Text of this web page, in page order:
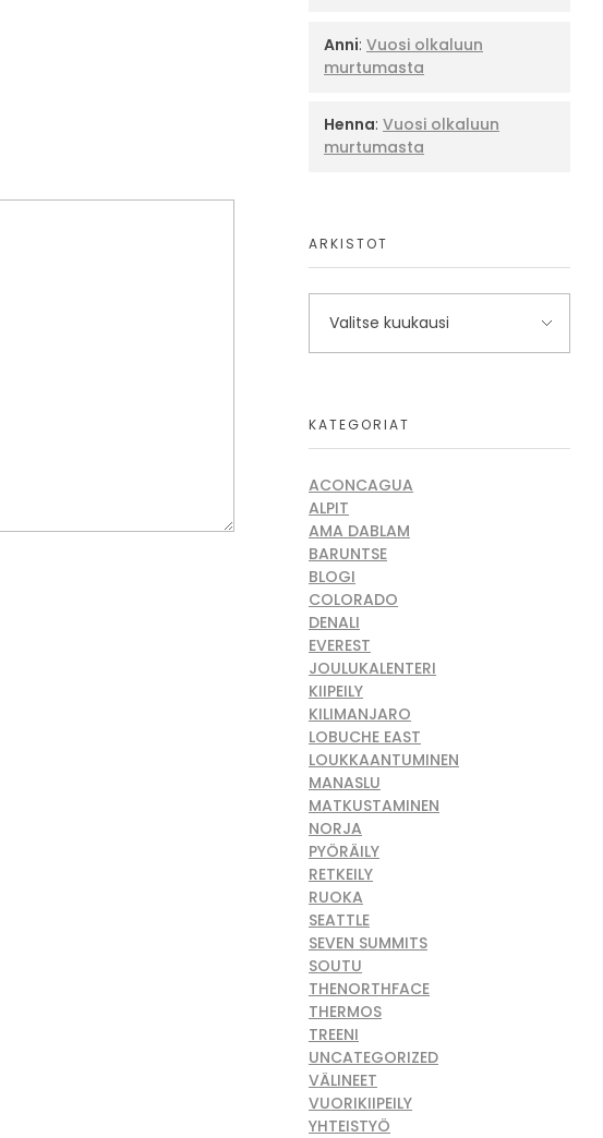
Anni: Vuosi olkaluun
murtumasta
Henna: Vuosi olkaluun
murtumasta
ARKISTOT
KATEGORIAT
ACONCAGUA
ALPIT
AMA DABLAM
BARUNTSE
BLOGI
COLORADO
DENALI
EVEREST
JOULUKALENTERI
KIIPEILY
KILIMANJARO
LOBUCHE EAST
LOUKKAANTUMINEN
MANASLU
MATKUSTAMINEN
NORJA
PYÖRÄILY
RETKEILY
RUOKA
SEATTLE
SEVEN SUMMITS
SOUTU
THENORTHFACE
THERMOS
TREENI
UNCATEGORIZED
VÄLINEET
VUORIKIIPEILY
YHTEISTYÖ